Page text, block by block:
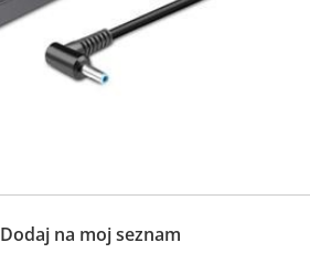
Dodaj na moj seznam